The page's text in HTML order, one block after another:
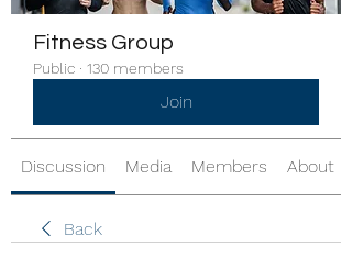
Fitness Group
Public · 130 members
Join
Discussion Media Members About
Back